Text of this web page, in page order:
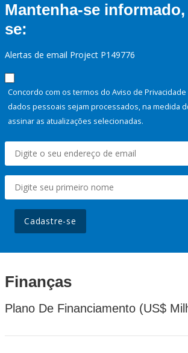
Mantenha-se
se:
Alertas de email Project P149776
Concordo com os termos do Aviso de
dados pessoais sejam processados, na medida
assinar as atualizações selecionadas.
Cadastre-se
Finanças
Plano De Financiamento (US$